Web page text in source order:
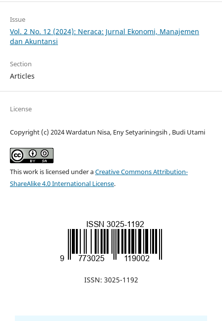
Issue
Vol. 2 No. 12 (2024): Neraca: Jurnal Ekonomi, Manajemen
dan Akuntansi
Section
Articles
License
Copyright (c) 2024 Wardatun Nisa, Eny Setyariningsih , Budi Utami
This work is licensed under aCreative Commons Attribution-
ShareAlike 4.0 International License.
ISSN: 3025-1192